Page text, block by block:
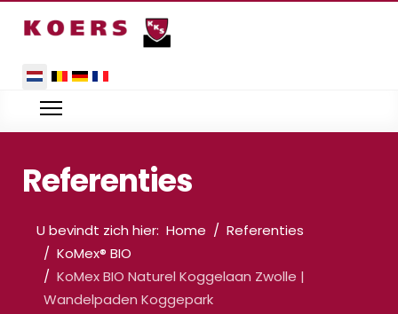
Selecteer de taal
Referenties
U bevindt zich hier: Home
Referenties
KoMex® BIO
KoMex BIO Naturel Koggelaan Zwolle |
Wandelpaden Koggepark